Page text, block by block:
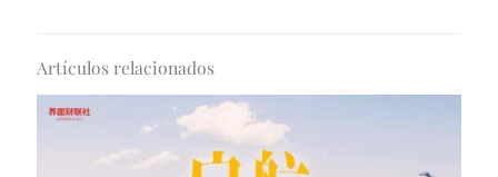
Artículos relacionados